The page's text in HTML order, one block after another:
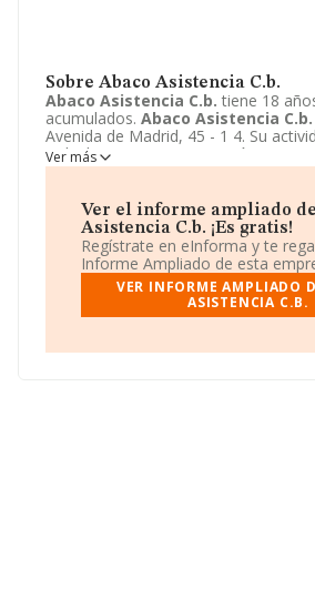
Sobre Abaco Asistencia C.b.
Abaco Asistencia C.b. tiene 18
acumulados. Abaco Asistencia C.b.
Avenida de Madrid, 45 - 1 4. Su
incluida en 9522 - Reparación y
electrodomésticos y de equipos
Comunidad de bienes.
Ver más
Ver el informe ampliado
Asistencia C.b. ¡Es gratis!
Regístrate en eInforma y te
Informe Ampliado de esta
VER INFORME AMPLIADO
ASISTENCIA C.B.